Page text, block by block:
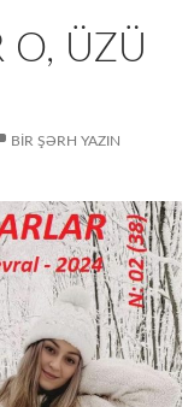
O, ÜZÜ
BIR ŞƏRH YAZIN